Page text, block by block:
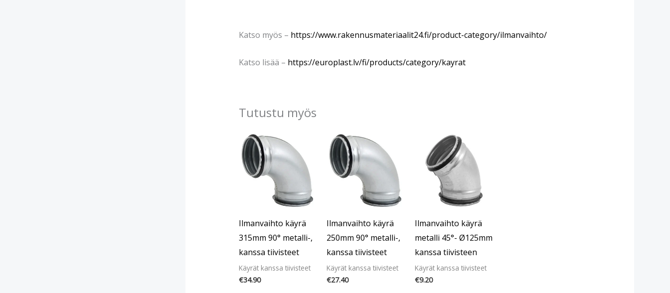
Katso myös – https://www.rakennusmateriaalit24.fi/product-category/ilmanvaihto/
Katso lisää – https://europlast.lv/fi/products/category/kayrat
Tutustu myös
Ilmanvaihto käyrä
315mm 90° metalli-,
kanssa tiivisteet
Käyrät kanssa tiivisteet
€34.90
Ilmanvaihto käyrä
250mm 90° metalli-,
kanssa tiivisteet
Käyrät kanssa tiivisteet
€27.40
Ilmanvaihto käyrä
metalli 45°- Ø125mm
kanssa tiivisteen
Käyrät kanssa tiivisteet
€9.20